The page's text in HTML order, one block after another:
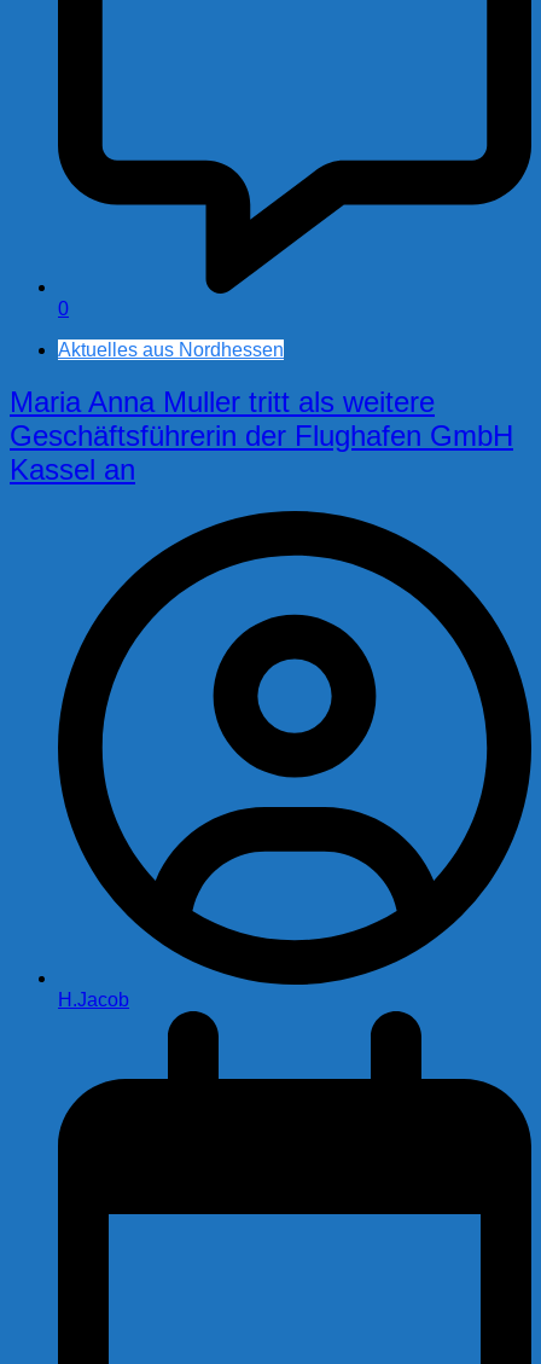
0
Aktuelles aus Nordhessen
Maria Anna Muller tritt als weitere
Geschäftsführerin der Flughafen GmbH
Kassel an
H.Jacob